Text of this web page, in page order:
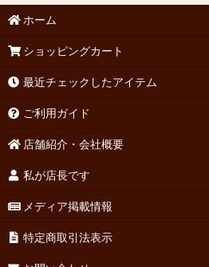
ホーム
ショッピングカート
最近チェックしたアイテム
ご利用ガイド
店舗紹介・会社概要
私が店長です
メディア掲載情報
特定商取引法表示